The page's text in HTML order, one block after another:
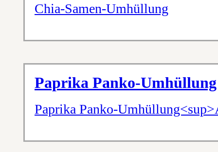
Chia-Samen-Umhüllung
Paprika Panko-Umhüllung
Paprika Panko-